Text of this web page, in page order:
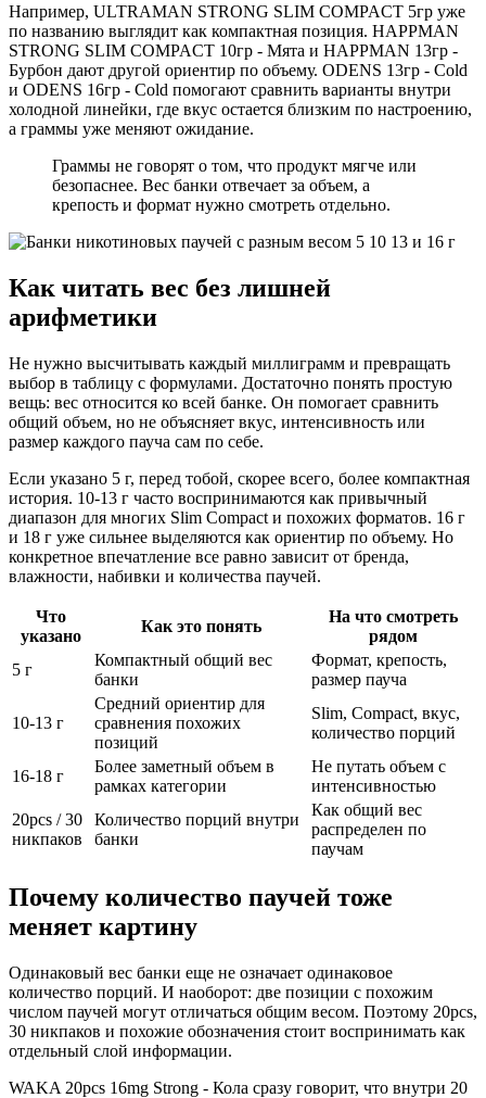
Например, ULTRAMAN STRONG SLIM COMPACT 5гр уже
по названию выглядит как компактная позиция. HAPPMAN
STRONG SLIM COMPACT 10гр - Мята и HAPPMAN 13гр -
Бурбон дают другой ориентир по объему. ODENS 13гр - Cold
и ODENS 16гр - Cold помогают сравнить варианты внутри
холодной линейки, где вкус остается близким по настроению,
а граммы уже меняют ожидание.
Граммы не говорят о том, что продукт мягче или
безопаснее. Вес банки отвечает за объем, а
крепость и формат нужно смотреть отдельно.
Как читать вес без лишней
арифметики
Не нужно высчитывать каждый миллиграмм и превращать
выбор в таблицу с формулами. Достаточно понять простую
вещь: вес относится ко всей банке. Он помогает сравнить
общий объем, но не объясняет вкус, интенсивность или
размер каждого пауча сам по себе.
Если указано 5 г, перед тобой, скорее всего, более компактная
история. 10-13 г часто воспринимаются как привычный
диапазон для многих Slim Compact и похожих форматов. 16 г
и 18 г уже сильнее выделяются как ориентир по объему. Но
конкретное впечатление все равно зависит от бренда,
влажности, набивки и количества паучей.
Что
указано
Как это понять
На что смотреть
рядом
5 г
Компактный общий вес
банки
Формат, крепость,
размер пауча
10-13 г
Средний ориентир для
сравнения похожих
позиций
Slim, Compact, вкус,
количество порций
16-18 г
Более заметный объем в
рамках категории
Не путать объем с
интенсивностью
20pcs / 30
никпаков
Количество порций внутри
банки
Как общий вес
распределен по
паучам
Почему количество паучей тоже
меняет картину
Одинаковый вес банки еще не означает одинаковое
количество порций. И наоборот: две позиции с похожим
числом паучей могут отличаться общим весом. Поэтому 20pcs,
30 никпаков и похожие обозначения стоит воспринимать как
отдельный слой информации.
WAKA 20pcs 16mg Strong - Кола сразу говорит, что внутри 20